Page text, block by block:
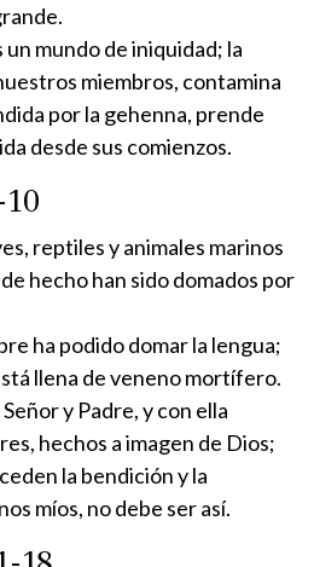
un mundo de iniquidad; la
miembros, contamina
por la gehenna, prende
desde sus comienzos.
reptiles y animales marinos
hecho han sido domados por
ha podido domar la lengua;
llena de veneno mortífero.
y Padre, y con ella
hechos a imagen de Dios;
la bendición y la
míos, no debe ser así.